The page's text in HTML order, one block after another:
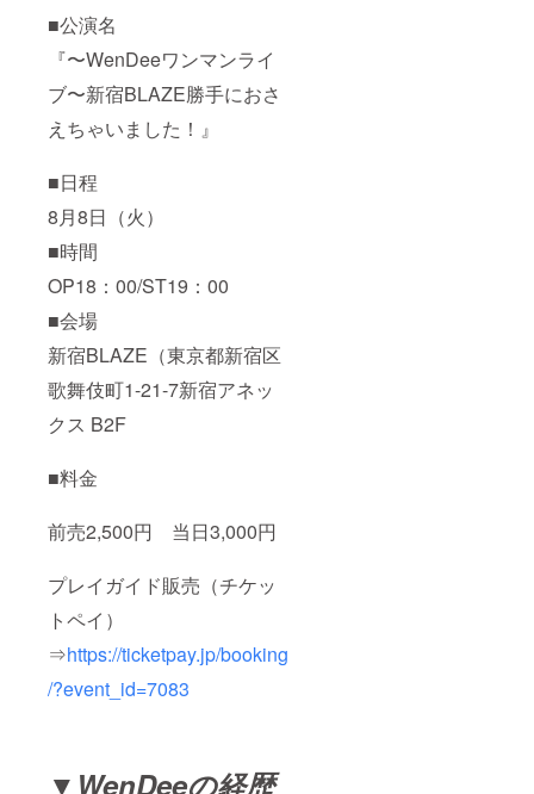
■公演名
『〜WenDeeワンマンライ
ブ〜新宿BLAZE勝手におさ
えちゃいました！』
■日程
8月8日（火）
■時間
OP18：00/ST19：00
■会場
新宿BLAZE（東京都新宿区
歌舞伎町1-21-7新宿アネッ
クス B2F
■料金
前売2,500円 当日3,000円
プレイガイド販売（チケッ
トペイ）
⇒https://ticketpay.jp/booking
/?event_id=7083
▼WenDeeの経歴